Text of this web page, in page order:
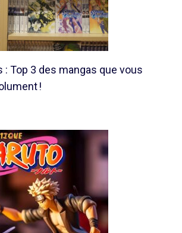
: Top 3 des mangas que vous
!